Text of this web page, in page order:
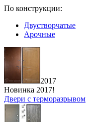
По конструкции:
Двустворчатые
Арочные
2017
Новинка 2017!
Двери с терморазрывом